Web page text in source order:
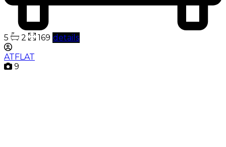
5 2 169 details
ATFLAT
9